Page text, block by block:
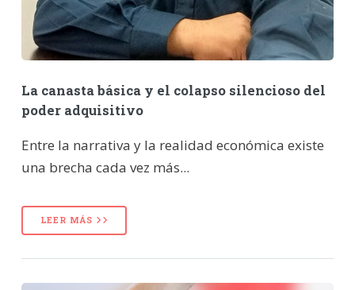
La canasta básica y el colapso silencioso del
poder adquisitivo
Entre la narrativa y la realidad económica existe
una brecha cada vez más...
LEER MÁS